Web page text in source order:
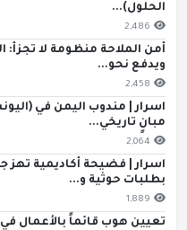
الحلول)...
2,486
أمن الملاحة منظومة لا تجزأ:
ويدفع نحو...
2,458
اسرار | مندوب اليمن في
مبانٍ تاريخي...
2,064
اسرار | فضيحة أكاديمية
بطلبات حوثية و...
1,889
تعيين هوب قائماً بالأعمال